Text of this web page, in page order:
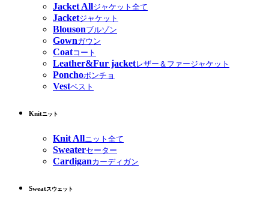
Jacket Allジャケット全て
Jacketジャケット
Blousonブルゾン
Gownガウン
Coatコート
Leather&Fur jacketレザー＆ファージャケット
Ponchoポンチョ
Vestベスト
Knitニット
Knit Allニット全て
Sweaterセーター
Cardiganカーディガン
Sweatスウェット